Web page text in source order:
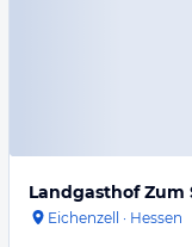
Landgasthof Zum
Eichenzell · Hessen